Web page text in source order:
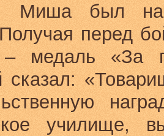
Миша был
Получая перед
– медаль «За
сказал:
училище,